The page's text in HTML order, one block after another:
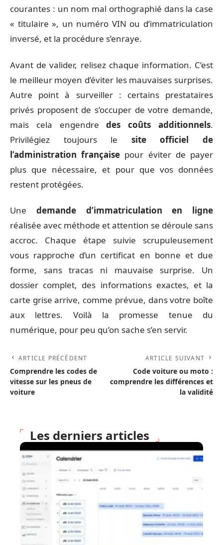
courantes : un nom mal orthographié dans la case
« titulaire », un numéro VIN ou d’immatriculation
inversé, et la procédure s’enraye.
Avant de valider, relisez chaque information. C’est
le meilleur moyen d’éviter les mauvaises surprises.
Autre point à surveiller : certains prestataires
privés proposent de s’occuper de votre demande,
mais cela engendredes coûts additionnels.
Privilégiez toujours le site officiel de
l’administration française pour éviter de payer
plus que nécessaire, et pour que vos données
restent protégées.
Une demande d’immatriculation en ligne
réalisée avec méthode et attention se déroule sans
accroc. Chaque étape suivie scrupuleusement
vous rapproche d’un certificat en bonne et due
forme, sans tracas ni mauvaise surprise. Un
dossier complet, des informations exactes, et la
carte grise arrive, comme prévue, dans votre boîte
aux lettres. Voilà la promesse tenue du
numérique, pour peu qu’on sache s’en servir.
ARTICLE PRÉCÉDENT
Comprendre les codes de
vitesse sur les pneus de
voiture
ARTICLE SUIVANT
Code voiture ou moto :
comprendre les différences et
la validité
Les derniers articles